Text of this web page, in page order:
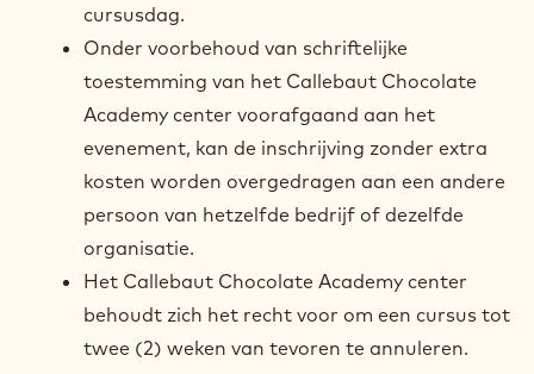
cursusdag.
Onder voorbehoud van schriftelijke
toestemming van het Callebaut Chocolate
Academy center voorafgaand aan het
evenement, kan de inschrijving zonder extra
kosten worden overgedragen aan een andere
persoon van hetzelfde bedrijf of dezelfde
organisatie.
Het Callebaut Chocolate Academy center
behoudt zich het recht voor om een cursus tot
twee (2) weken van tevoren te annuleren.